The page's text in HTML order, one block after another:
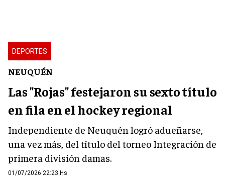
DEPORTES
NEUQUÉN
Las "Rojas" festejaron su sexto título
en fila en el hockey regional
Independiente de Neuquén logró adueñarse,
una vez más, del título del torneo Integración de
primera división damas.
01/07/2026 22:23 Hs.